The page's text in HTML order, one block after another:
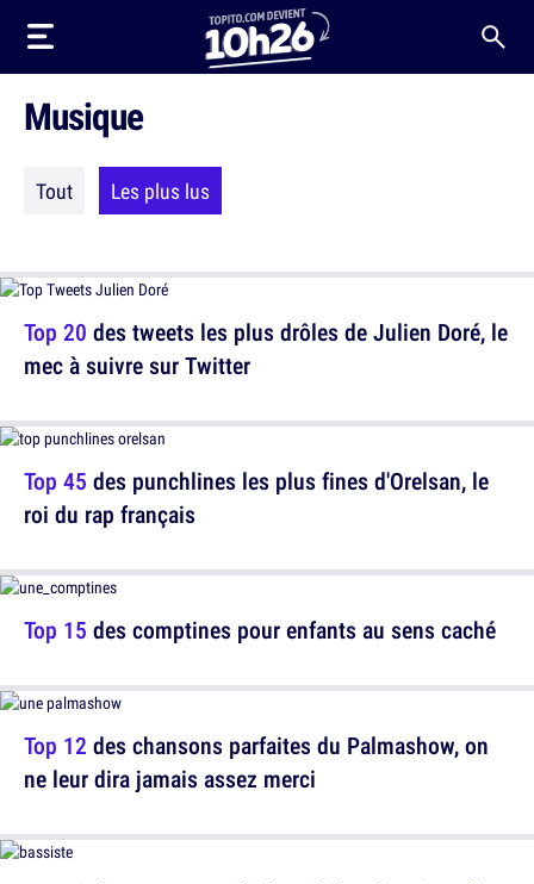
Musique
Tout Les plus lus
Top 20 des tweets les plus drôles de Julien Doré, le
mec à suivre sur Twitter
Top 45 des punchlines les plus fines d'Orelsan, le
roi du rap français
Top 12 des chansons parfaites du Palmashow, on
ne leur dira jamais assez merci
Top 15 des comptines pour enfants au sens caché